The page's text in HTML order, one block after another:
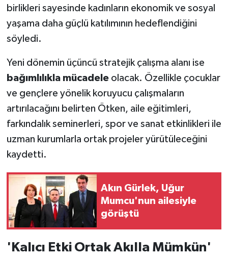
birlikleri sayesinde kadınların ekonomik ve sosyal
yaşama daha güçlü katılımının hedeflendiğini
söyledi.
Yeni dönemin üçüncü stratejik çalışma alanı ise
bağımlılıkla mücadeleolacak. Özellikle çocuklar
ve gençlere yönelik koruyucu çalışmaların
artırılacağını belirten Ötken, aile eğitimleri,
farkındalık seminerleri, spor ve sanat etkinlikleri ile
uzman kurumlarla ortak projeler yürütüleceğini
kaydetti.
Akın Gürlek, Uğur
Mumcu'nun ailesiyle
görüştü
'Kalıcı Etki Ortak Akılla Mümkün'